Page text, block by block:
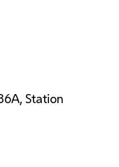
Station